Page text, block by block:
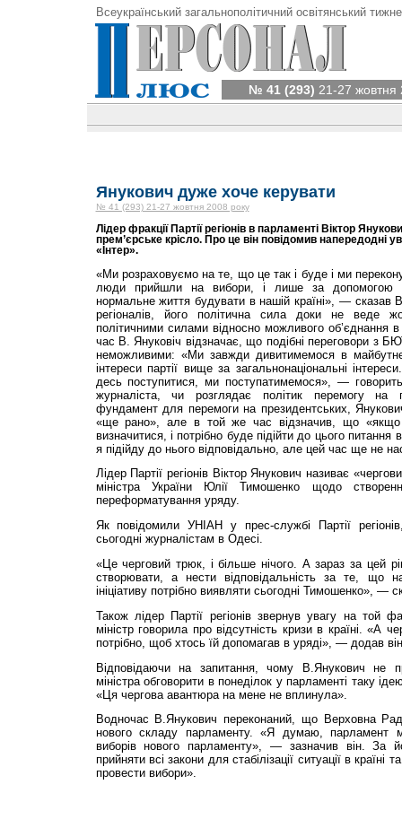
Всеукраїнський загальнополітичний освітянський
№ 41 (293) 21-27 жовтня
Янукович дуже хоче керувати
№ 41 (293) 21-27 жовтня 2008 року
Лідер фракції Партії регіонів в парламенті Віктор
прем’єрське крісло. Про це він повідомив напередодні
«Інтер».
«Ми розраховуємо на те, що це так і буде і ми
люди прийшли на вибори, і лише за допомогою
нормальне життя будувати в нашій країні», — сказав
регіоналів, його політична сила доки не веде
політичними силами відносно можливого об’єднання
час В. Януковіч відзначає, що подібні переговори з
неможливими: «Ми завжди дивитимемося в
інтереси партії вище за загальнонаціональні
десь поступитися, ми поступатимемося», —
журналіста, чи розглядає політик перемогу на
фундамент для перемоги на президентських,
«ще рано», але в той же час відзначив, що «якщо
визначитися, і потрібно буде підійти до цього питання
я підійду до нього відповідально, але цей час ще не
Лідер Партії регіонів Віктор Янукович називає
міністра України Юлії Тимошенко щодо
переформатування уряду.
Як повідомили УНІАН у прес-службі Партії
сьогодні журналістам в Одесі.
«Це черговий трюк, і більше нічого. А зараз за цей
створювати, а нести відповідальність за те, що
ініціативу потрібно виявляти сьогодні Тимошенко», —
Також лідер Партії регіонів звернув увагу на той
міністр говорила про відсутність кризи в країні. «А
потрібно, щоб хтось їй допомагав в уряді», — додав
Відповідаючи на запитання, чому В.Янукович не
міністра обговорити в понеділок у парламенті таку
«Ця чергова авантюра на мене не вплинула».
Водночас В.Янукович переконаний, що Верховна
нового складу парламенту. «Я думаю, парламент
виборів нового парламенту», — зазначив він. За
прийняти всі закони для стабілізації ситуації в
провести вибори».